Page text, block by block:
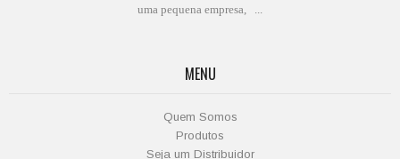
uma pequena empresa, ...
MENU
Quem Somos
Produtos
Seja um Distribuidor